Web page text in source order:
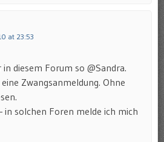
at 23:53
diesem Forum so @Sandra.
Zwangsanmeldung. Ohne
in solchen Foren melde ich mich